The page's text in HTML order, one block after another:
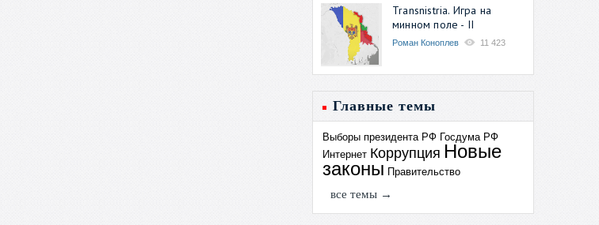
Transnistria. Игра на
минном поле - II
Роман Коноплев 11 423
Главные темы
Выборы президента РФ Госдума РФ
Интернет Коррупция Новые
законы Правительство
все темы →